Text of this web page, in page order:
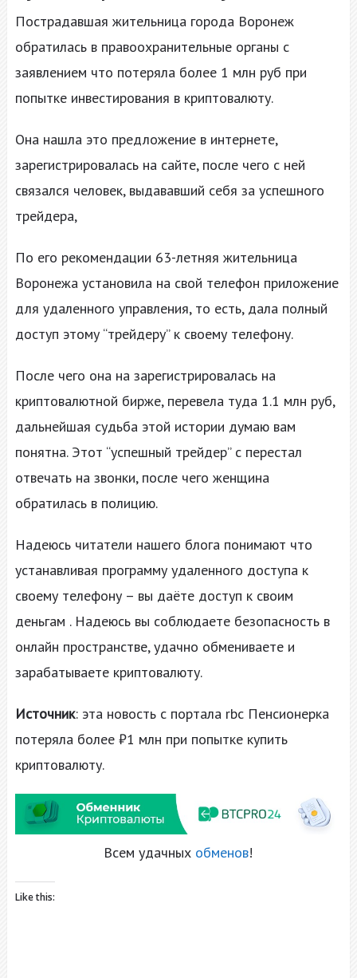
Пострадавшая жительница города Воронеж
обратилась в правоохранительные органы с
заявлением что потеряла более 1 млн руб при
попытке инвестирования в криптовалюту.
Она нашла это предложение в интернете,
зарегистрировалась на сайте, после чего с ней
связался человек, выдававший себя за успешного
трейдера,
По его рекомендации 63-летняя жительница
Воронежа установила на свой телефон приложение
для удаленного управления, то есть, дала полный
доступ этому “трейдеру” к своему телефону.
После чего она на зарегистрировалась на
криптовалютной бирже, перевела туда 1.1 млн руб,
дальнейшая судьба этой истории думаю вам
понятна. Этот “успешный трейдер” с перестал
отвечать на звонки, после чего женщина
обратилась в полицию.
Надеюсь читатели нашего блога понимают что
устанавливая программу удаленного доступа к
своему телефону – вы даёте доступ к своим
деньгам . Надеюсь вы соблюдаете безопасность в
онлайн пространстве, удачно обмениваете и
зарабатываете криптовалюту.
Источник: эта новость с портала rbc Пенсионерка
потеряла более ₽1 млн при попытке купить
криптовалюту.
Всем удачных обменов!
Like this: